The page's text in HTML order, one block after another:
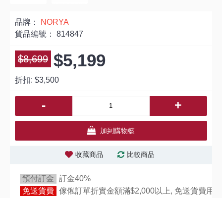
品牌：
NORYA
貨品編號： 814847
$8,699 $5,199
折扣: $3,500
- +
加到購物籃
收藏商品 比較商品
預付訂金
訂金40%
免送貨費 傢俬訂單折實金額滿$2,000以上, 免送貨費用,